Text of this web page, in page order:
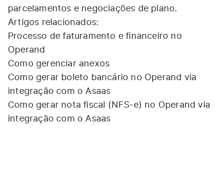
parcelamentos e negociações de plano.
Artigos relacionados:
Processo de faturamento e financeiro no
Operand
Como gerenciar anexos
Como gerar boleto bancário no Operand via
integração com o Asaas
Como gerar nota fiscal (NFS-e) no Operand via
integração com o Asaas